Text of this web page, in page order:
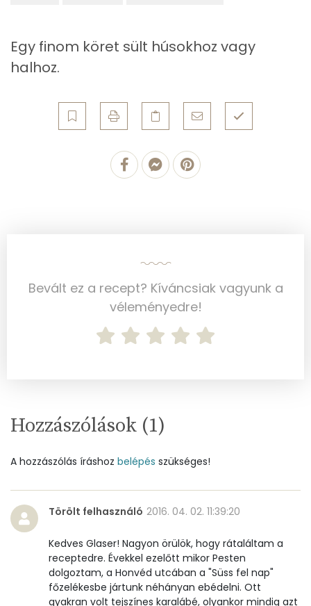
Összesen 4.4 g
Összesen
19.7 g
Telített zsírsav
Egyszeresen telítetlen zsírsav:
Ásványi anyagok
Kálcium
Foszfor
120 mg
Nátrium
126 mg
Réz
0 mg
Egy finom köret sült húsokhoz vagy
halhoz.
Bevált ez a recept? Kíváncsiak vagyunk a
véleményedre!
Hozzászólások (1)
A hozzászólás íráshoz belépés szükséges!
Törölt felhasználó 2016. 04. 02. 11:39:20
Kedves Glaser! Nagyon örülök, hogy rátaláltam a
receptedre. Évekkel ezelőtt mikor Pesten
dolgoztam, a Honvéd utcában a "Süss fel nap"
főzelékesbe jártunk néhányan ebédelni. Ott
gyakran volt tejszínes karalábé, olyankor mindig azt